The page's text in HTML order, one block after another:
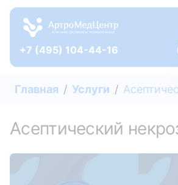
+7 (495) 104-44-16
Главная
Услуги
Асептический